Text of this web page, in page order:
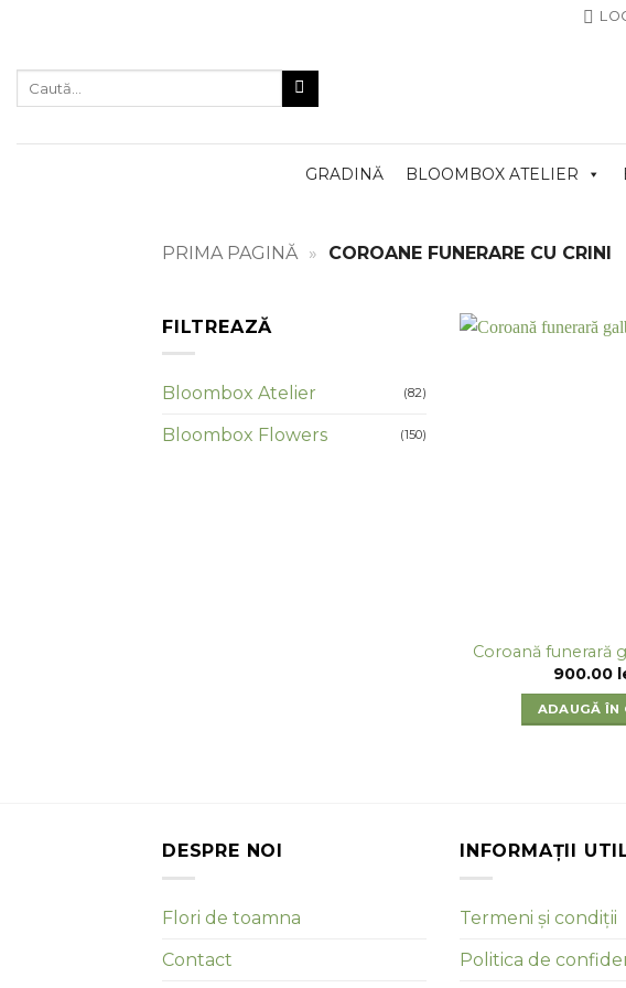
content
GRADINĂ BLOOMBOX ATELIER
PRIMA PAGINĂ » COROANE FUNERARE CU CRINI
FILTREAZĂ
Bloombox Atelier (82)
Bloombox Flowers (150)
Coroană funerară
900.00
ADAUGĂ ÎN
DESPRE NOI
Flori de toamna
Contact
INFORMAȚII
Termeni și condiții
Politica de